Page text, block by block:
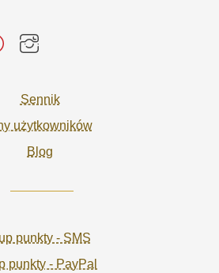
Sennik
użytkowników
Blog
punkty - SMS
punkty - PayPal